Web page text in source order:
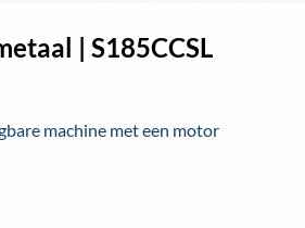
| S185CCSL
machine met een motor